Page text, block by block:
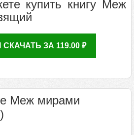
купить книгу Меж
ЗА 119.00 ₽
Меж мирами